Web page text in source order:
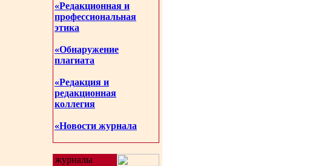
«Редакционная и
профессиональная
этика
«Обнаружение
плагиата
«Редакция и
редакционная
коллегия
«Новости журнала
журналы